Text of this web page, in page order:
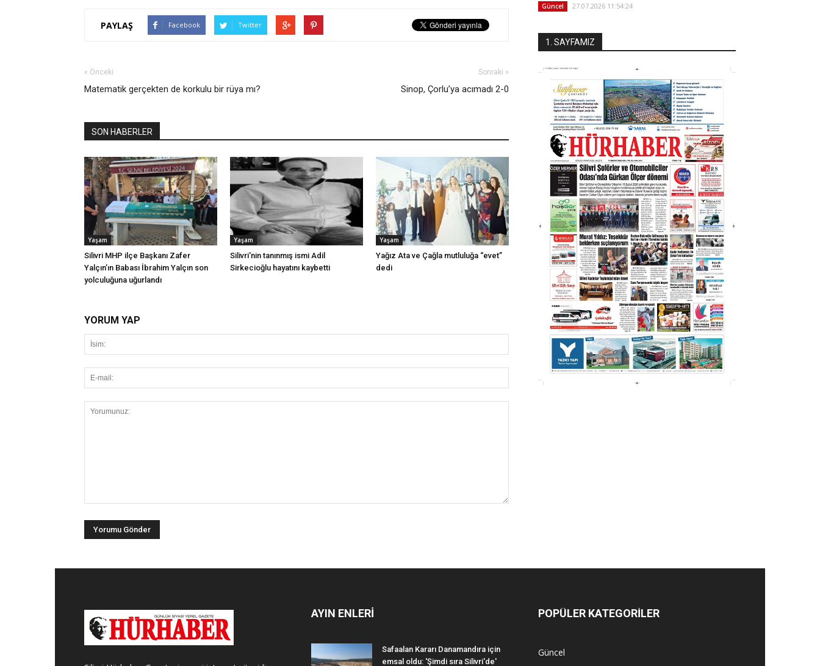
PAYLAŞ Facebook Twitter
« Önceki
Matematik gerçekten de korkulu bir rüya mı?
Sonraki »
Sinop, Çorlu’ya acımadı 2-0
SON HABERLER
Yaşam
Silivri MHP ilçe Başkanı Zafer
Yalçın’ın Babası İbrahim Yalçın son
yolculuğuna uğurlandı
Yaşam
Silivri'nin tanınmış ismi Adil
Sirkecioğlu hayatını kaybetti
Yaşam
Yağız Ata ve Çağla mutluluğa “evet”
dedi
YORUM YAP
Güncel 27.07.2026 11:54:24
1. SAYFAMIZ
AYIN ENLERİ
Safaalan Kararı Danamandıra için
emsal oldu: 'Şimdi sıra Silivri'de'
POPÜLER KATEGORİLER
Güncel